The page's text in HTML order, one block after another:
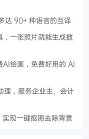
达 90+ 种语言的互译
一张照片就能生成数
绘画，免费好用的 AI
，服务企业主、会计
现一键抠图去除背景